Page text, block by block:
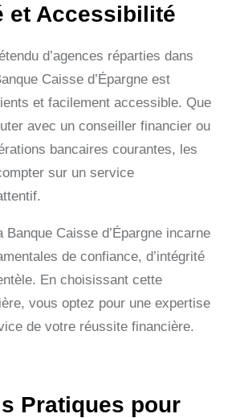
et Accessibilité
d’agences réparties dans
Caisse d’Épargne est
et facilement accessible. Que
avec un conseiller financier ou
bancaires courantes, les
sur un service
Banque Caisse d’Épargne incarne
de confiance, d’intégrité
En choisissant cette
vous optez pour une expertise
de votre réussite financière.
Pratiques pour